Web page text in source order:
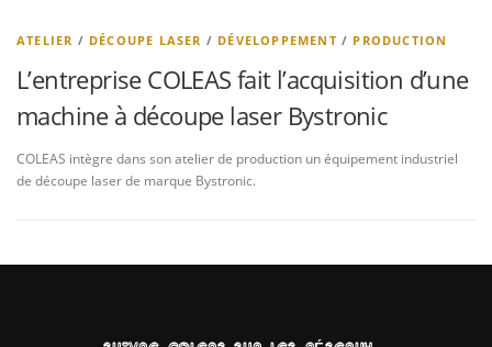
ATELIER / DÉCOUPE LASER / DÉVELOPPEMENT/ PRODUCTION
L’entreprise COLEAS fait l’acquisition d’une
machine à découpe laser Bystronic
COLEAS intègre dans son atelier de production un équipement industriel
de découpe laser de marque Bystronic.